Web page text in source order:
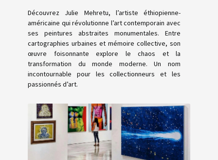
Découvrez Julie Mehretu, l’artiste éthiopienne-
américaine qui révolutionne l’art contemporain avec
ses peintures abstraites monumentales. Entre
cartographies urbaines et mémoire collective, son
œuvre foisonnante explore le chaos et la
transformation du monde moderne. Un nom
incontournable pour les collectionneurs et les
passionnés d’art.